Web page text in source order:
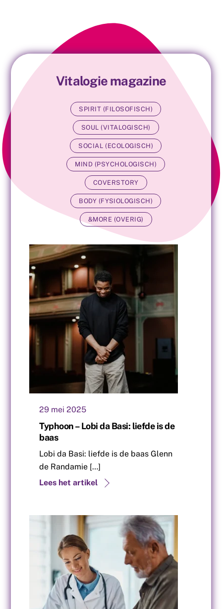
content
Vitalogie magazine
SPIRIT (FILOSOFISCH)
SOUL (VITALOGISCH)
SOCIAL (ECOLOGISCH)
MIND (PSYCHOLOGISCH)
COVERSTORY
BODY (FYSIOLOGISCH)
&MORE (OVERIG)
29 mei 2025
Typhoon – Lobi da Basi: liefde is de
baas
Lobi da Basi: liefde is de baas Glenn
de Randamie […]
Lees het artikel